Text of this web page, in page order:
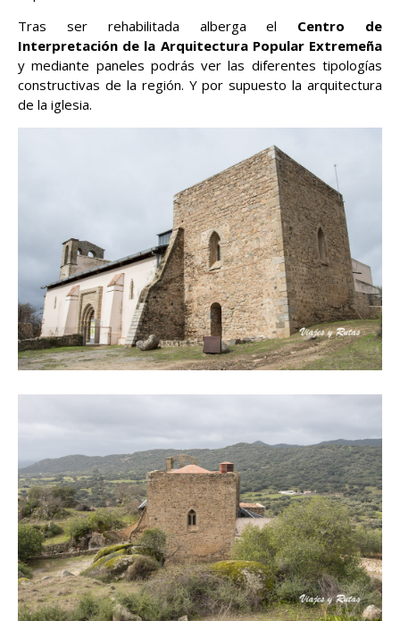
Tras ser rehabilitada alberga el Centro de
Interpretación de la Arquitectura Popular Extremeña
y mediante paneles podrás ver las diferentes tipologías
constructivas de la región. Y por supuesto la arquitectura
de la iglesia.